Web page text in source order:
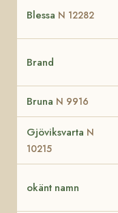
Blessa N 12282
Brand
Bruna N 9916
Gjöviksvarta N
10215
okänt namn